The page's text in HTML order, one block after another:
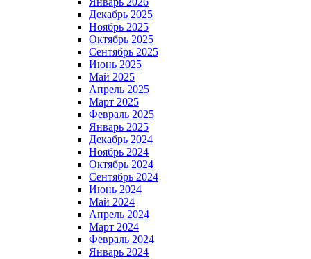
Декабрь 2025
Ноябрь 2025
Октябрь 2025
Сентябрь 2025
Июнь 2025
Май 2025
Апрель 2025
Март 2025
Февраль 2025
Январь 2025
Декабрь 2024
Ноябрь 2024
Октябрь 2024
Сентябрь 2024
Июнь 2024
Май 2024
Апрель 2024
Март 2024
Февраль 2024
Январь 2024